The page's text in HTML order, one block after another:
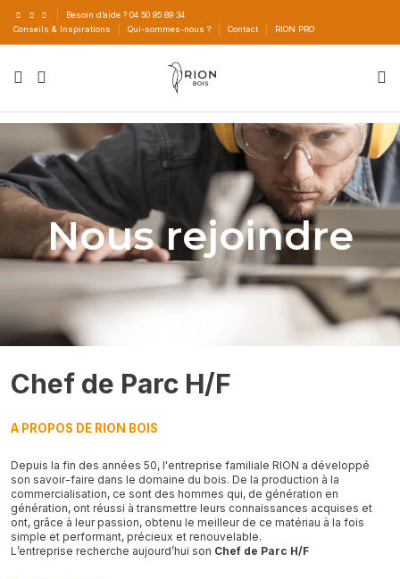
Besoin d’aide ? 04 50 95 89 34
Conseils & Inspirations
Qui-sommes-nous ? Contact RION PRO
Nous rejoindre
Chef de Parc H/F
A PROPOS DE RION BOIS
Depuis la fin des années 50, l'entreprise familiale RION a développé
son savoir-faire dans le domaine du bois. De la production à la
commercialisation, ce sont des hommes qui, de génération en
génération, ont réussi à transmettre leurs connaissances acquises et
ont, grâce à leur passion, obtenu le meilleur de ce matériau à la fois
simple et performant, précieux et renouvelable.
L’entreprise recherche aujourd’hui son Chef de Parc H/F